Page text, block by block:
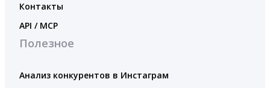
Контакты
API / MCP
Полезное
Анализ конкурентов в Инстаграм